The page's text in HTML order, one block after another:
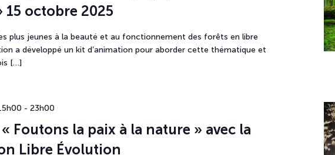
15 octobre 2025
plus jeunes à la beauté et au fonctionnement des forêts en libre
a développé un kit d’animation pour aborder cette thématique et
[…]
Foutons la paix à la nature » avec la
Libre Évolution
- 23h00